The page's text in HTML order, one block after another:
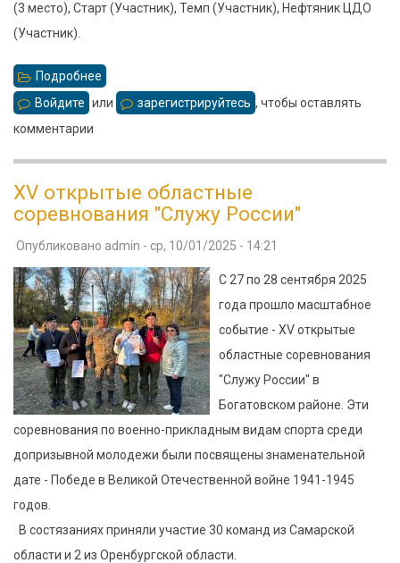
(3 место), Старт (Участник), Темп (Участник), Нефтяник ЦДО
(Участник).
Подробнее
Межобластной
футболу
поколений»
Войдите или зарегистрируйтесь , чтобы оставлять
комментарии
XV открытые областные
соревнования "Служу России"
Опубликовано admin - ср, 10/01/2025 - 14:21
С 27 по 28 сентября 2025
года прошло масштабное
событие - XV открытые
областные соревнования
"Служу России" в
Богатовском районе. Эти
соревнования по военно-прикладным видам спорта среди
допризывной молодежи были посвящены знаменательной
дате - Победе в Великой Отечественной войне 1941-1945
годов.
В состязаниях приняли участие 30 команд из Самарской
области и 2 из Оренбургской области.